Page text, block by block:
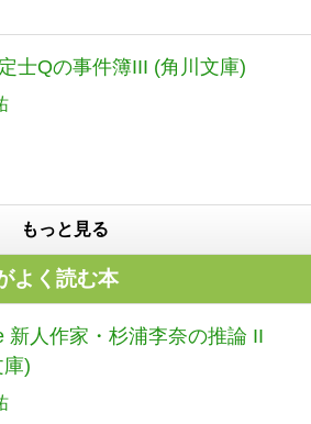
士Qの事件簿III (角川文庫)
もっと見る
よく読む本
新人作家・杉浦李奈の推論 II
)